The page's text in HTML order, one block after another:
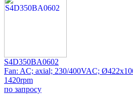
S4D350BA0602
Fan: AC; axial; 230/400VAC;
1420rpm
по запросу